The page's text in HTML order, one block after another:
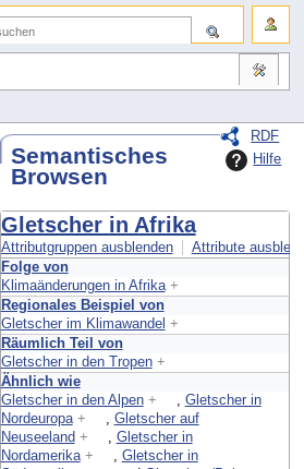
RDF
Hilfe
Semantisches
Browsen
Gletscher in Afrika
Attributgruppen ausblenden
Attribute
Folge von
Klimaänderungen in Afrika +
Regionales Beispiel von
Gletscher im Klimawandel +
Räumlich Teil von
Gletscher in den Tropen +
Ähnlich wie
Gletscher in den Alpen +
Gletscher in
Nordeuropa +
Gletscher auf
Neuseeland +
Gletscher in
Nordamerika +
Gletscher in